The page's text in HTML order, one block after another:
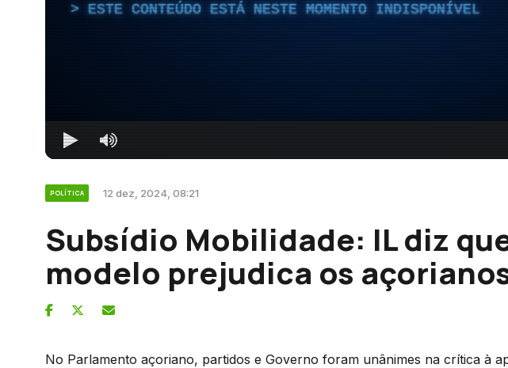
ESTE CONTEÚDO ESTÁ NESTE MOMENTO INDISPONÍVEL
POLÍTICA 12 dez, 2024, 08:21
Subsídio Mobilidade: IL diz
modelo prejudica os
No Parlamento açoriano, partidos e Governo foram unânimes na crítica à